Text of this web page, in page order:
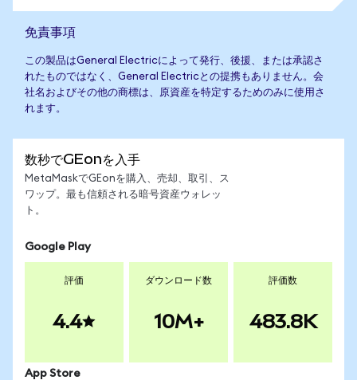
免責事項
この製品はGeneral Electricによって発行、後援、または承認さ
れたものではなく、General Electricとの提携もありません。会
社名およびその他の商標は、原資産を特定するためのみに使用さ
れます。
数秒でGEonを入手
MetaMaskでGEonを購入、売却、取引、ス
ワップ。最も信頼される暗号資産ウォレッ
ト。
Google Play
評価
4.4
ダウンロード数
10M+
評価数
483.8K
App Store